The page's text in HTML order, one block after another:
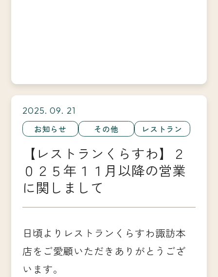
2025. 09. 21
お知らせ その他 レストラン
【レストランくらすわ】２
０２５年１１月以降の営業
に関しまして
日頃よりレストランくらすわ諏訪本
店をご愛顧いただきありがとうござ
います。